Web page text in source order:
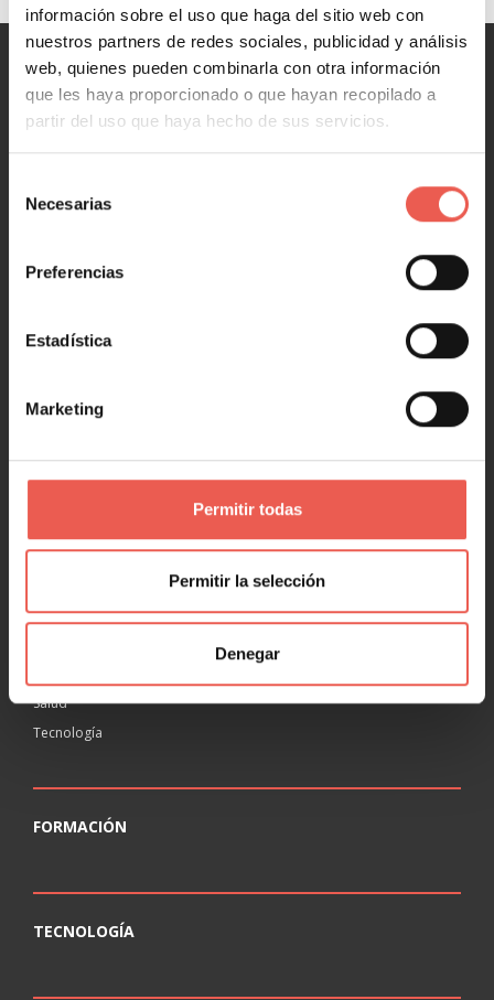
información sobre el uso que haga del sitio web con
nuestros partners de redes sociales, publicidad y análisis
web, quienes pueden combinarla con otra información
que les haya proporcionado o que hayan recopilado a
partir del uso que haya hecho de sus servicios.
Necesarias
Preferencias
Estadística
Marketing
Permitir todas
Permitir la selección
Denegar
MARKETING
Marketing y Ventas
Redes Sociales
Tecnología
Agencias
Inmobiliaria
Salud
Tecnología
FORMACIÓN
TECNOLOGÍA